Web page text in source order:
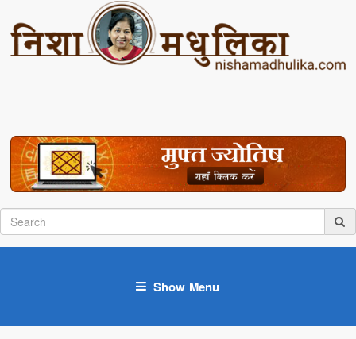
Show Menu